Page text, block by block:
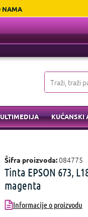
NAMA
KUĆANSKI
Šifra proizvoda:084775
Tinta EPSON 673,
magenta
Informacije o proizvodu